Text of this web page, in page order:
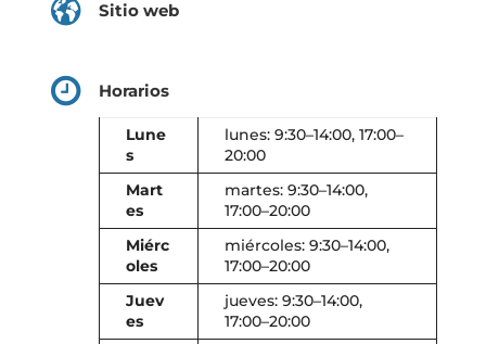
Sitio web
Horarios
Lune
s
lunes: 9:30–14:00, 17:00–
20:00
Mart
es
martes: 9:30–14:00,
17:00–20:00
Miérc
oles
miércoles: 9:30–14:00,
17:00–20:00
Juev
es
jueves: 9:30–14:00,
17:00–20:00